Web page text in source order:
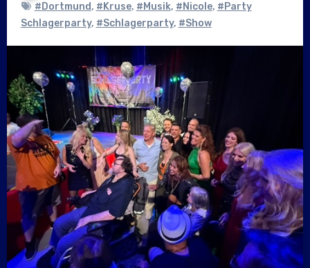
#Dortmund, #Kruse, #Musik, #Nicole, #Party
Schlagerparty, #Schlagerparty, #Show